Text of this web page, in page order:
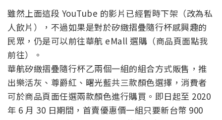
雖然上面這段 YouTube 的影片已經暫時下架（改為私
人飲片），不過如果是對於矽緻摺疊隨行杯感興趣的
民眾，仍是可以前往華航 eMall 選購（商品頁面點我
前往）。
華航矽緻摺疊隨行杯乙兩個一組的組合方式販售，推
出樂活灰、尊爵紅、曙光藍共三款顏色選擇，消費者
可於商品頁面任選兩款顏色進行購買。即日起至 2020
年 6 月 30 日期間，首賣優惠價一組只要新台幣 900